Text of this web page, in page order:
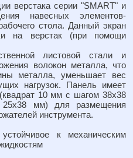
верстака серии "SMART" и
навесных элементов-
стола. Данный экран
на верстак (при помощи
листовой стали и
волокон металла, что
металла, уменьшает вес
нагрузок. Панель имеет
10 мм c шагом 38х38
мм) для размещения
инструмента.
к механическим